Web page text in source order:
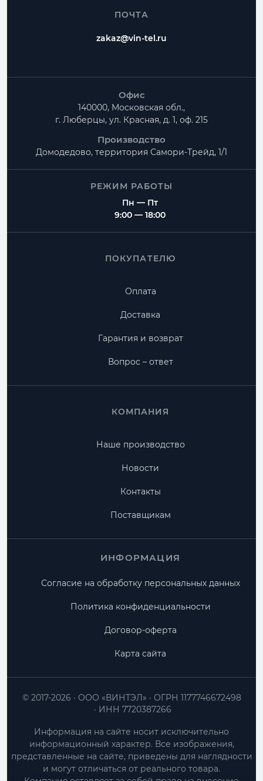
ПОЧТА
zakaz@vin-tel.ru
Офис
140000, Московская обл.,
г. Люберцы, ул. Красная, д. 1, оф. 215
Производство
Домодедово, территория Самори-Трейд, 1/1
РЕЖИМ РАБОТЫ
Пн — Пт
9:00 — 18:00
ПОКУПАТЕЛЮ
Оплата
Доставка
Гарантия и возврат
Вопрос – ответ
КОМПАНИЯ
Наше производство
Новости
Контакты
Поставщикам
ИНФОРМАЦИЯ
Согласие на обработку персональных данных
Политика конфиденциальности
Договор-оферта
Карта сайта
ООО «ВИНТЭЛ»
ОГРН 1177746672498
ИНН 7720387266
© 2017-2026
Информация на сайте носит исключительно
информационный характер. Все изображения,
представленные на сайте, приведены для наглядности
и могут отличаться от реального товара.